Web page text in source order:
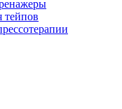
тейпов